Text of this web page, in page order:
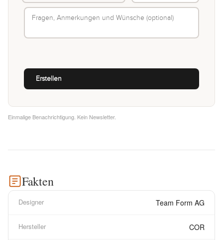
Einmalige Benachrichtigung. Kein Newsletter.
Fakten
Designer Team Form AG
Hersteller COR